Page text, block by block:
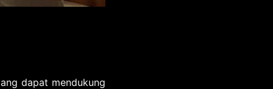
dapat mendukung